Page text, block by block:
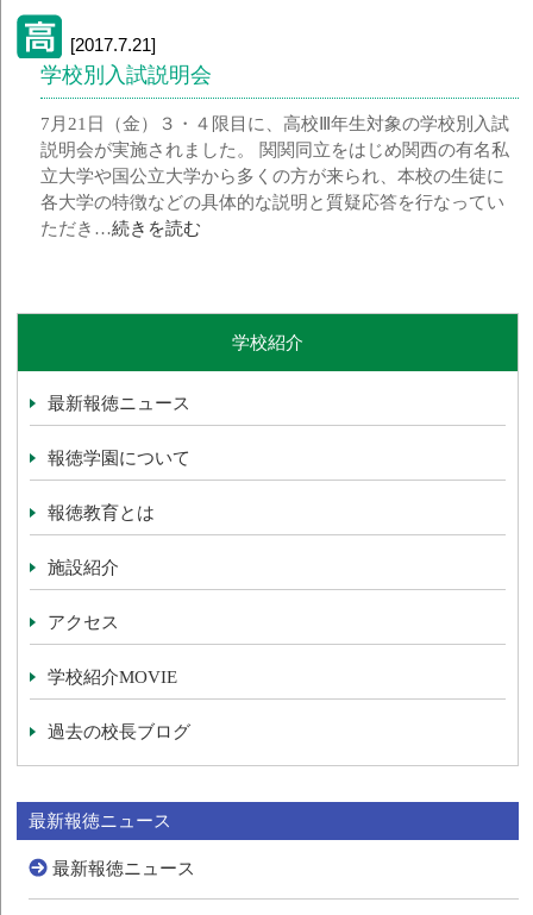
[2017.7.21]
学校別入試説明会
7月21日（金）３・４限目に、高校Ⅲ年生対象の学校別入試
説明会が実施されました。 関関同立をはじめ関西の有名私
立大学や国公立大学から多くの方が来られ、本校の生徒に
各大学の特徴などの具体的な説明と質疑応答を行なってい
ただき…続きを読む
学校紹介
最新報徳ニュース
報徳学園について
報徳教育とは
施設紹介
アクセス
学校紹介MOVIE
過去の校長ブログ
最新報徳ニュース
最新報徳ニュース